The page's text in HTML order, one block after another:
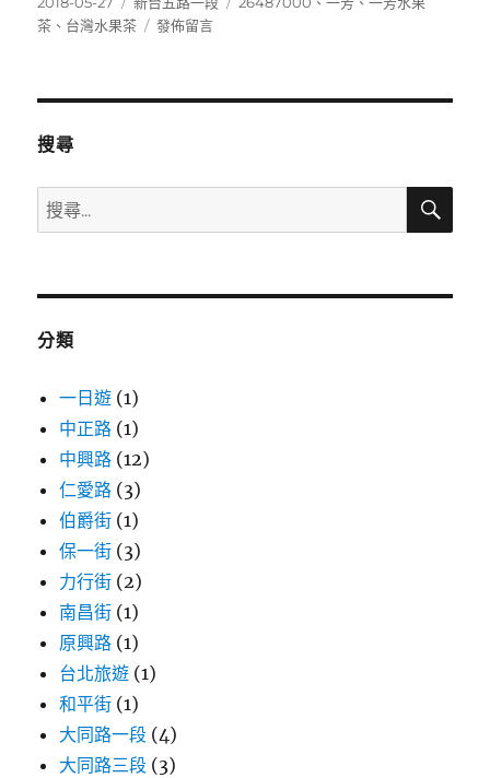
佈
類
茶 、 台灣水果茶
在
發佈留言
搜尋
搜
尋
鍵
搜
分類
一日遊 (1)
中正路 (1)
中興路 (12)
仁愛路 (3)
伯爵街 (1)
保一街 (3)
力行街 (2)
南昌街 (1)
原興路 (1)
台北旅遊 (1)
和平街 (1)
大同路一段 (4)
大同路三段 (3)